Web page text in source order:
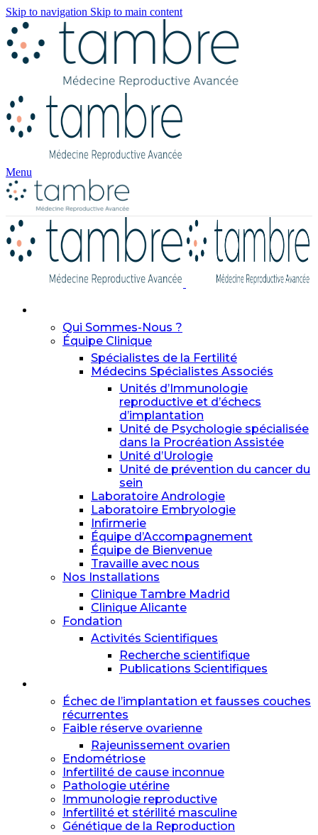
Skip to navigation Skip to main content
Menu
Qui Sommes-Nous ?
Équipe Clinique
Spécialistes de la Fertilité
Médecins Spécialistes Associés
Unités d’Immunologie
reproductive et d’échecs
d’implantation
Unité de Psychologie spécialisée
dans la Procréation Assistée
Unité d’Urologie
Unité de prévention du cancer du
sein
Laboratoire Andrologie
Laboratoire Embryologie
Infirmerie
Équipe d’Accompagnement
Équipe de Bienvenue
Travaille avec nous
Nos Installations
Clinique Tambre Madrid
Clinique Alicante
Fondation
Activités Scientifiques
Recherche scientifique
Publications Scientifiques
Échec de l’implantation et fausses couches
récurrentes
Faible réserve ovarienne
Rajeunissement ovarien
Endométriose
Infertilité de cause inconnue
Pathologie utérine
Immunologie reproductive
Infertilité et stérilité masculine
Génétique de la Reproduction